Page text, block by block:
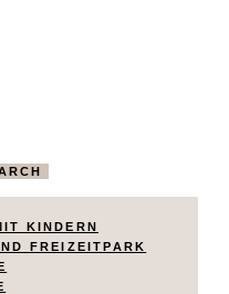
KINDERN
FREIZEITPARK